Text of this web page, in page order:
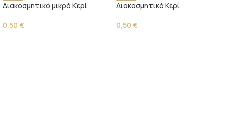
Διακοσμητικό μικρό Κερί
0,50 €
Διακοσμητικό Κερί
0,50 €